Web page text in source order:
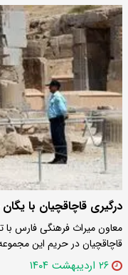
درگیری قاچاقچیان با
معاون میراث فرهنگی فارس
قاچاقچیان در حریم این
۲۶ اردیبهشت ۱۴۰۴